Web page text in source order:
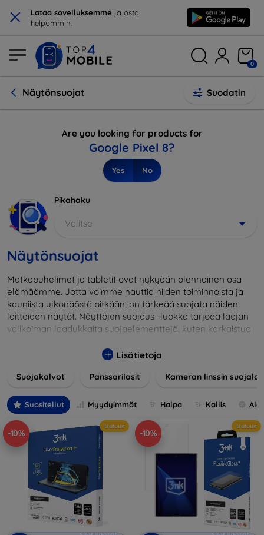
× Lataa sovelluksemme ja osta
helpommin.
0
Näytönsuojat Suodatin
Are you looking for products for
Google Pixel 8?
Yes No
Pikahaku
Valitse
Näytönsuojat
Matkapuhelimet ja tabletit ovat nykyään olennainen osa
elämäämme. Jotta voimme nauttia niiden toiminnoista ja
kauniista ulkonäöstä pitkään, on tärkeää suojata näiden
laitteiden näytöt. Näyttöjen suojaus -luokka tarjoaa laajan
valikoiman laadukkaita suojaelementtejä, kuten karkaistua
turvallisuuden ja pidentävät näyttöjen käyttöikää. Karkaistu
kun taas kalvot suojaavat pieniltä vaurioilta ja minimoivat
suojaa investointisi jokapäiväisiltä sudenkuopilta.
Valikoimassamme on tuotteita, jotka ovat yhteensopivia
useiden eri merkkien ja mallien kanssa, mikä takaa, että
jokainen asiakas löytää laitteelleen ihanteellisen suojan.
Lisätietoja
Suojakalvot Panssarilasit Kameran linssin
Suositellut Myydyimmät Halpa Kallis
-10%
Uutuus
-10%
Uutuus